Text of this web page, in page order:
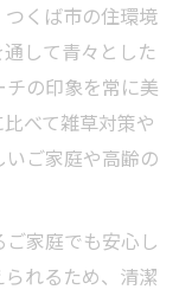
くば市の住環境
して青々とした
の印象を常に美
べて雑草対策や
ご家庭や高齢の
家庭でも安心し
れるため、清潔